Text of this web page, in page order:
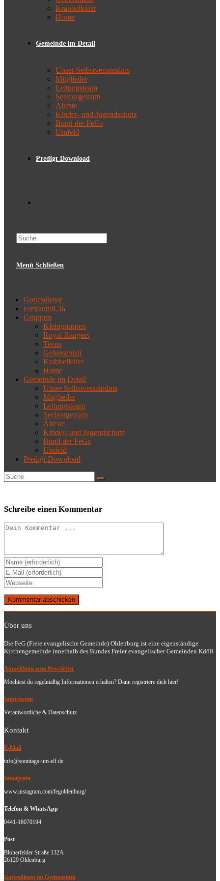
Krabbelkäfer
Home
Gemeinde im Detail
Unser Selbstverständnis
Mitglieder
Leitungsteam
Seelsorgeteam
Älteste
Kinder- und Jugendschutz
Bund der FeGs
Umfeld
Predigt Download
Menü Schließen
Gottesdienst
Freiraum8.36
Gruppen
Kleingruppen
Royal Rangers
Teens
Gebetsmüsli
Krabbelkäfer
Home
Gemeinde im Detail
Unser Selbstverständnis
Mitglieder
Leitungsteam
Seelsorgeteam
Älteste
Kinder- und Jugendschutz
Bund der FeGs
Umfeld
Predigt Download
Schreibe einen Kommentar
Kommentieren
Gib
deinen
Namen
oder
Benutzernamen
zum
Kommentieren
ein
Gib
deine
E-
Mail-
Adresse
Kommentieren
Gib
deine
Website-
(optional)
Über uns
Die FeG (Freie evangelische Gemeinde) Oldenburg ist eine eigenständige
Kirchengemeinde innerhalb des Bundes Freier evangelischer Gemeinden KdöR.
Anmeldung zum Newsletter
Möchtest du regelmäßig Informationen erhalten? Dann registriere dich hier!
Impressum
Verantwortliche & Datenschutz
Kontakt
E-Mail
info@sonntags-um-elf.de
Instagram
www.instagram.com/fegoldenburg/
Telefon & WhatsApp
0441-18070194
Post
Bloherfelder Straße 132A
26129 Oldenburg
Gottesdienst im Gymnasium